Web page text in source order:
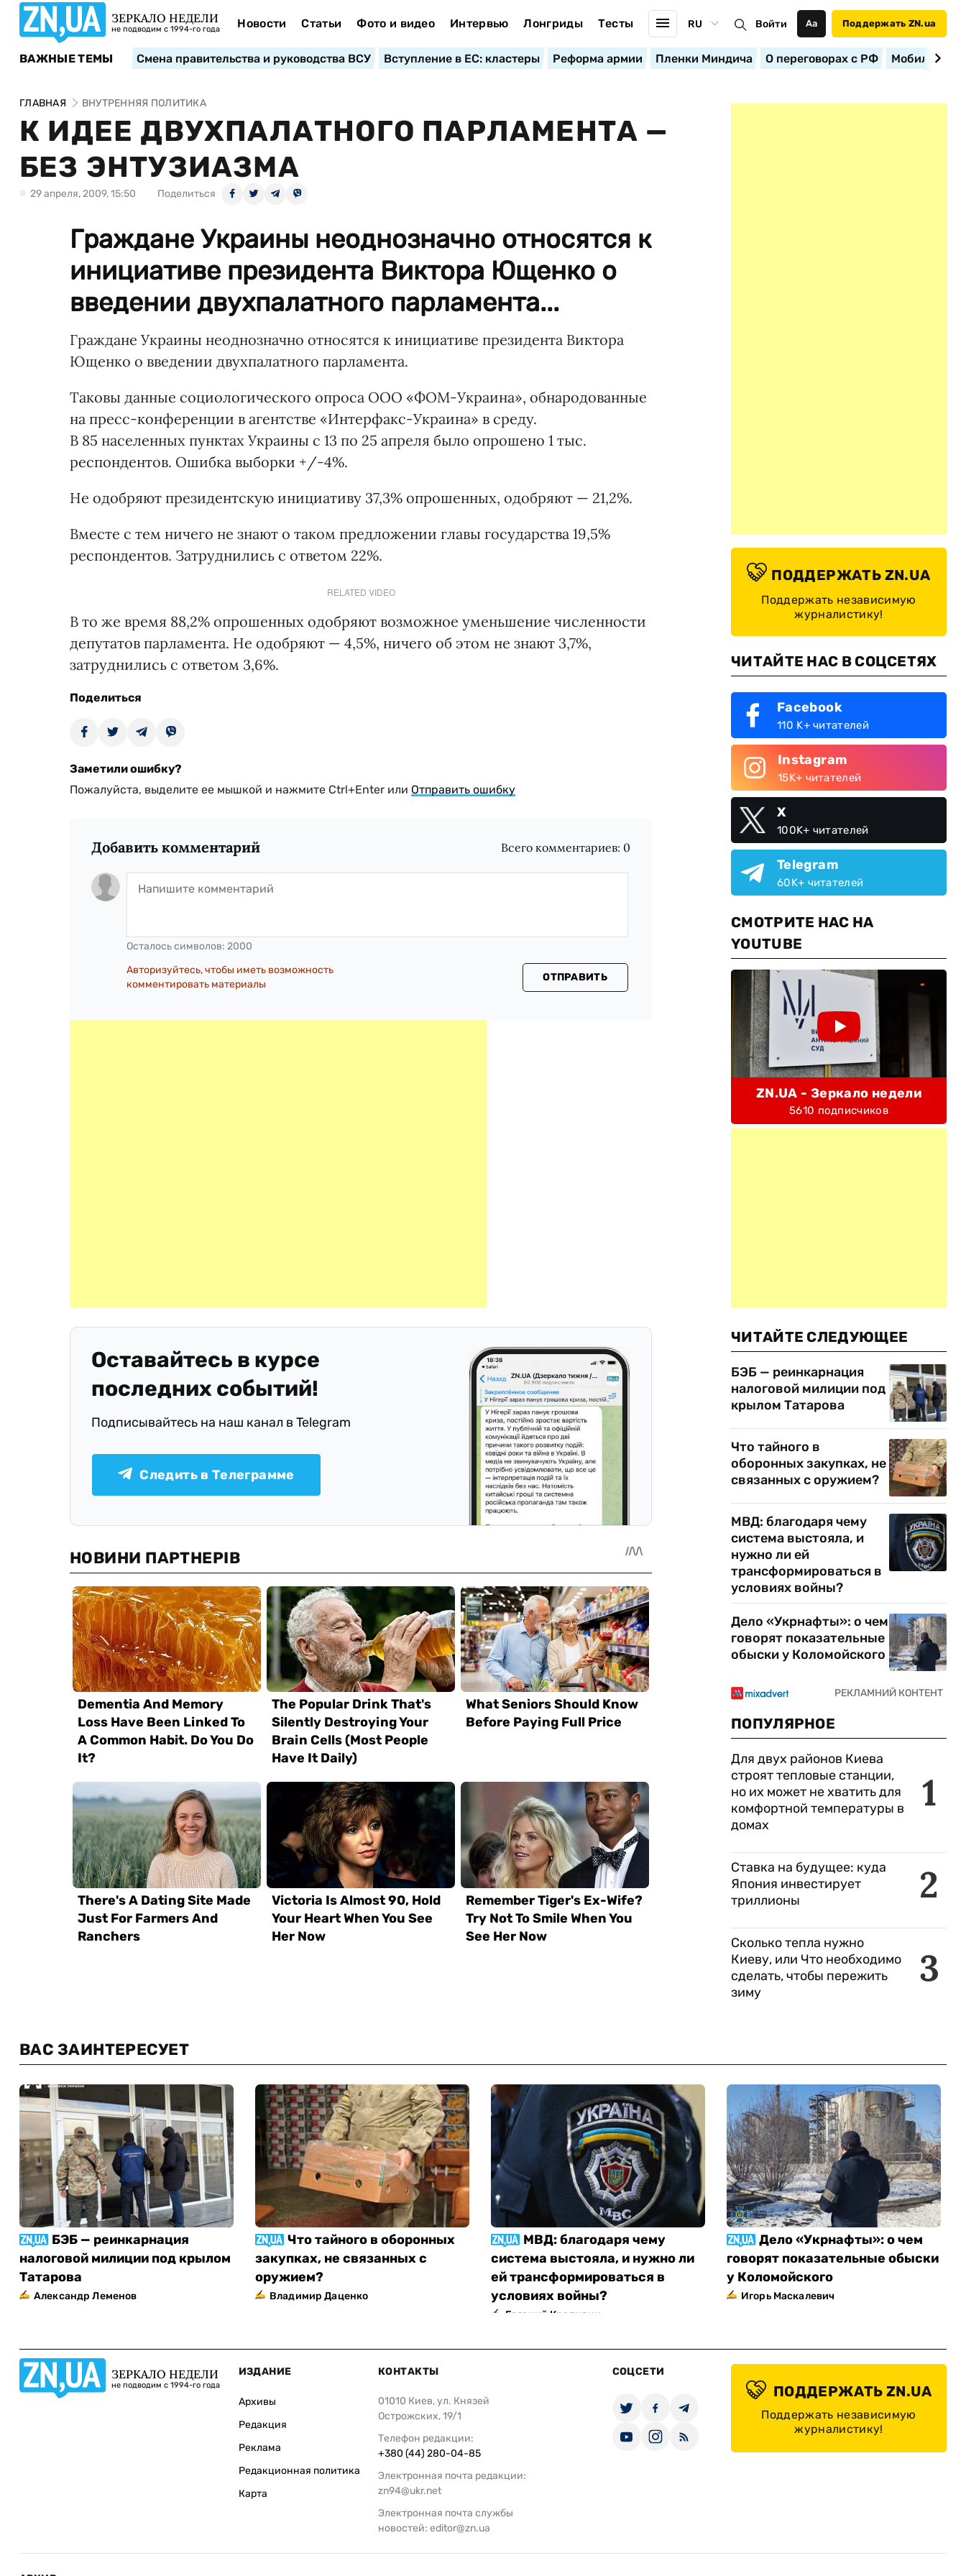
ЗЕРКАЛО НЕДЕЛИ
не подводим с 1994-го года Новости Статьи Фото и видео Интервью Лонгриды Тесты RU Войти Аа Поддержать ZN.ua
ВАЖНЫЕ ТЕМЫ Смена правительства и руководства ВСУ Вступление в ЕС: кластеры Реформа армии Пленки Миндича О переговорах с РФ
ГЛАВНАЯ ВНУТРЕННЯЯ ПОЛИТИКА
К ИДЕЕ ДВУХПАЛАТНОГО ПАРЛАМЕНТА —
БЕЗ ЭНТУЗИАЗМА
29 апреля, 2009, 15:50 Поделиться
Граждане Украины неоднозначно относятся к
инициативе президента Виктора Ющенко о
введении двухпалатного парламента...
Граждане Украины неоднозначно относятся к инициативе президента Виктора
Ющенко о введении двухпалатного парламента.
Таковы данные социологического опроса ООО «ФОМ-Украина», обнародованные
на пресс-конференции в агентстве «Интерфакс-Украина» в среду.
В 85 населенных пунктах Украины с 13 по 25 апреля было опрошено 1 тыс.
респондентов. Ошибка выборки +/-4%.
Не одобряют президентскую инициативу 37,3% опрошенных, одобряют — 21,2%.
Вместе с тем ничего не знают о таком предложении главы государства 19,5%
респондентов. Затруднились с ответом 22%.
RELATED VIDEO
В то же время 88,2% опрошенных одобряют возможное уменьшение численности
депутатов парламента. Не одобряют — 4,5%, ничего об этом не знают 3,7%,
затруднились с ответом 3,6%.
Поделиться
Заметили ошибку?
Пожалуйста, выделите ее мышкой и нажмите Ctrl+Enter или Отправить ошибку
Добавить комментарий Всего комментариев: 0
Осталось символов: 2000
Авторизуйтесь, чтобы иметь возможность
комментировать материалы
ОТПРАВИТЬ
Оставайтесь в курсе
последних событий!
Подписывайтесь на наш канал в Telegram
Следить в Телеграмме
ПОДДЕРЖАТЬ ZN.UA
Поддержать независимую
журналистику!
ЧИТАЙТЕ НАС В СОЦСЕТЯХ
Facebook
110 K+ читателей
Instagram
15K+ читателей
X
100K+ читателей
Telegram
60K+ читателей
СМОТРИТЕ НАС НА
YOUTUBE
ZN.UA - Зеркало недели
5610 подписчиков
ЧИТАЙТЕ СЛЕДУЮЩЕЕ
БЭБ — реинкарнация
налоговой милиции под
крылом Татарова
Что тайного в
оборонных закупках, не
связанных с оружием?
МВД: благодаря чему
система выстояла, и
нужно ли ей
трансформироваться в
условиях войны?
Дело «Укрнафты»: о чем
говорят показательные
обыски у Коломойского
ПОПУЛЯРНОЕ
1
Для двух районов Киева
строят тепловые станции,
но их может не хватить для
комфортной температуры в
домах
2
Ставка на будущее: куда
Япония инвестирует
триллионы
3
Сколько тепла нужно
Киеву, или Что необходимо
сделать, чтобы пережить
зиму
ВАС ЗАИНТЕРЕСУЕТ
БЭБ — реинкарнация
налоговой милиции под крылом
Татарова
Александр Леменов
Что тайного в оборонных
закупках, не связанных с
оружием?
Владимир Даценко
МВД: благодаря чему
система выстояла, и нужно ли
ей трансформироваться в
условиях войны?
Евгений Крапивин
Дело «Укрнафты»: о чем
говорят показательные обыски
у Коломойского
Игорь Маскалевич
ЗЕРКАЛО НЕДЕЛИ
не подводим с 1994-го года
ИЗДАНИЕ
Архивы
Редакция
Реклама
Редакционная политика
Карта
КОНТАКТЫ
01010 Киев, ул. Князей
Острожских, 19/1
Телефон редакции:
+380 (44) 280-04-85
Электронная почта редакции:
zn94@ukr.net
Электронная почта службы
новостей: editor@zn.ua
СОЦСЕТИ
ПОДДЕРЖАТЬ ZN.UA
Поддержать независимую
журналистику!